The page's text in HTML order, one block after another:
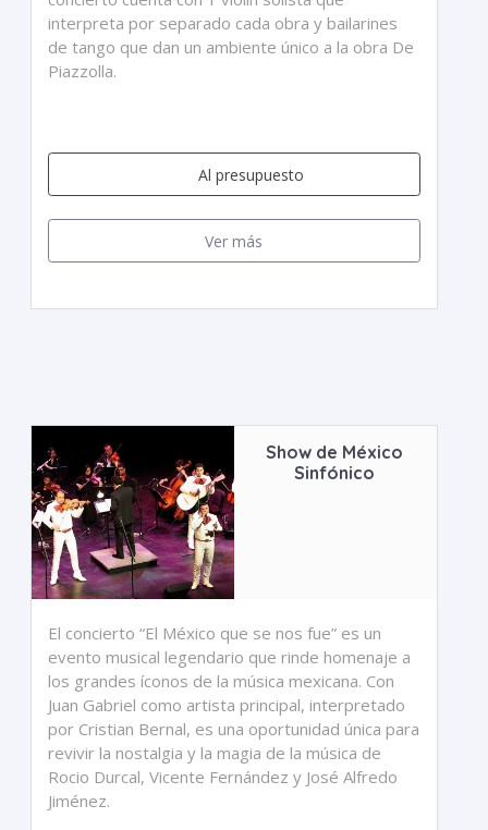
interpreta por separado cada obra y bailarines
de tango que dan un ambiente único a la obra De
Piazzolla.
Al presupuesto
Ver más
Show de México
Sinfónico
El concierto “El México que se nos fue” es un
evento musical legendario que rinde homenaje a
los grandes íconos de la música mexicana. Con
Juan Gabriel como artista principal, interpretado
por Cristian Bernal, es una oportunidad única para
revivir la nostalgia y la magia de la música de
Rocio Durcal, Vicente Fernández y José Alfredo
Jiménez.